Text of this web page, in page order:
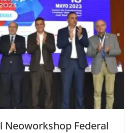
Neoworkshop Federal